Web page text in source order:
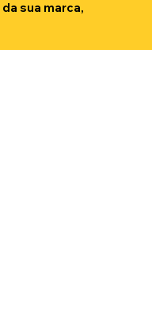
sua marca,